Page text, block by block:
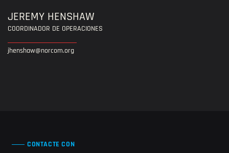
JEREMY HENSHAW
COORDINADOR DE OPERACIONES
jhenshaw@norcom.org
CONTACTE CON